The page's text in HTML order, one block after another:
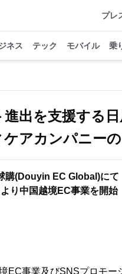
プレ
ネス テック モバイル 乗
出を支援する
アカンパニー
購(Douyin EC Global)にて
り中国越境EC事業を開始
EC事業及びSNSプロモ